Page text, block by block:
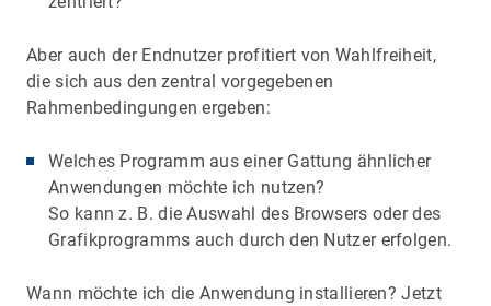
Aber auch der Endnutzer profitiert von Wahlfreiheit,
die sich aus den zentral vorgegebenen
Rahmenbedingungen ergeben:
Welches Programm aus einer Gattung ähnlicher
Anwendungen möchte ich nutzen?
So kann z. B. die Auswahl des Browsers oder des
Grafikprogramms auch durch den Nutzer erfolgen.
Wann möchte ich die Anwendung installieren? Jetzt